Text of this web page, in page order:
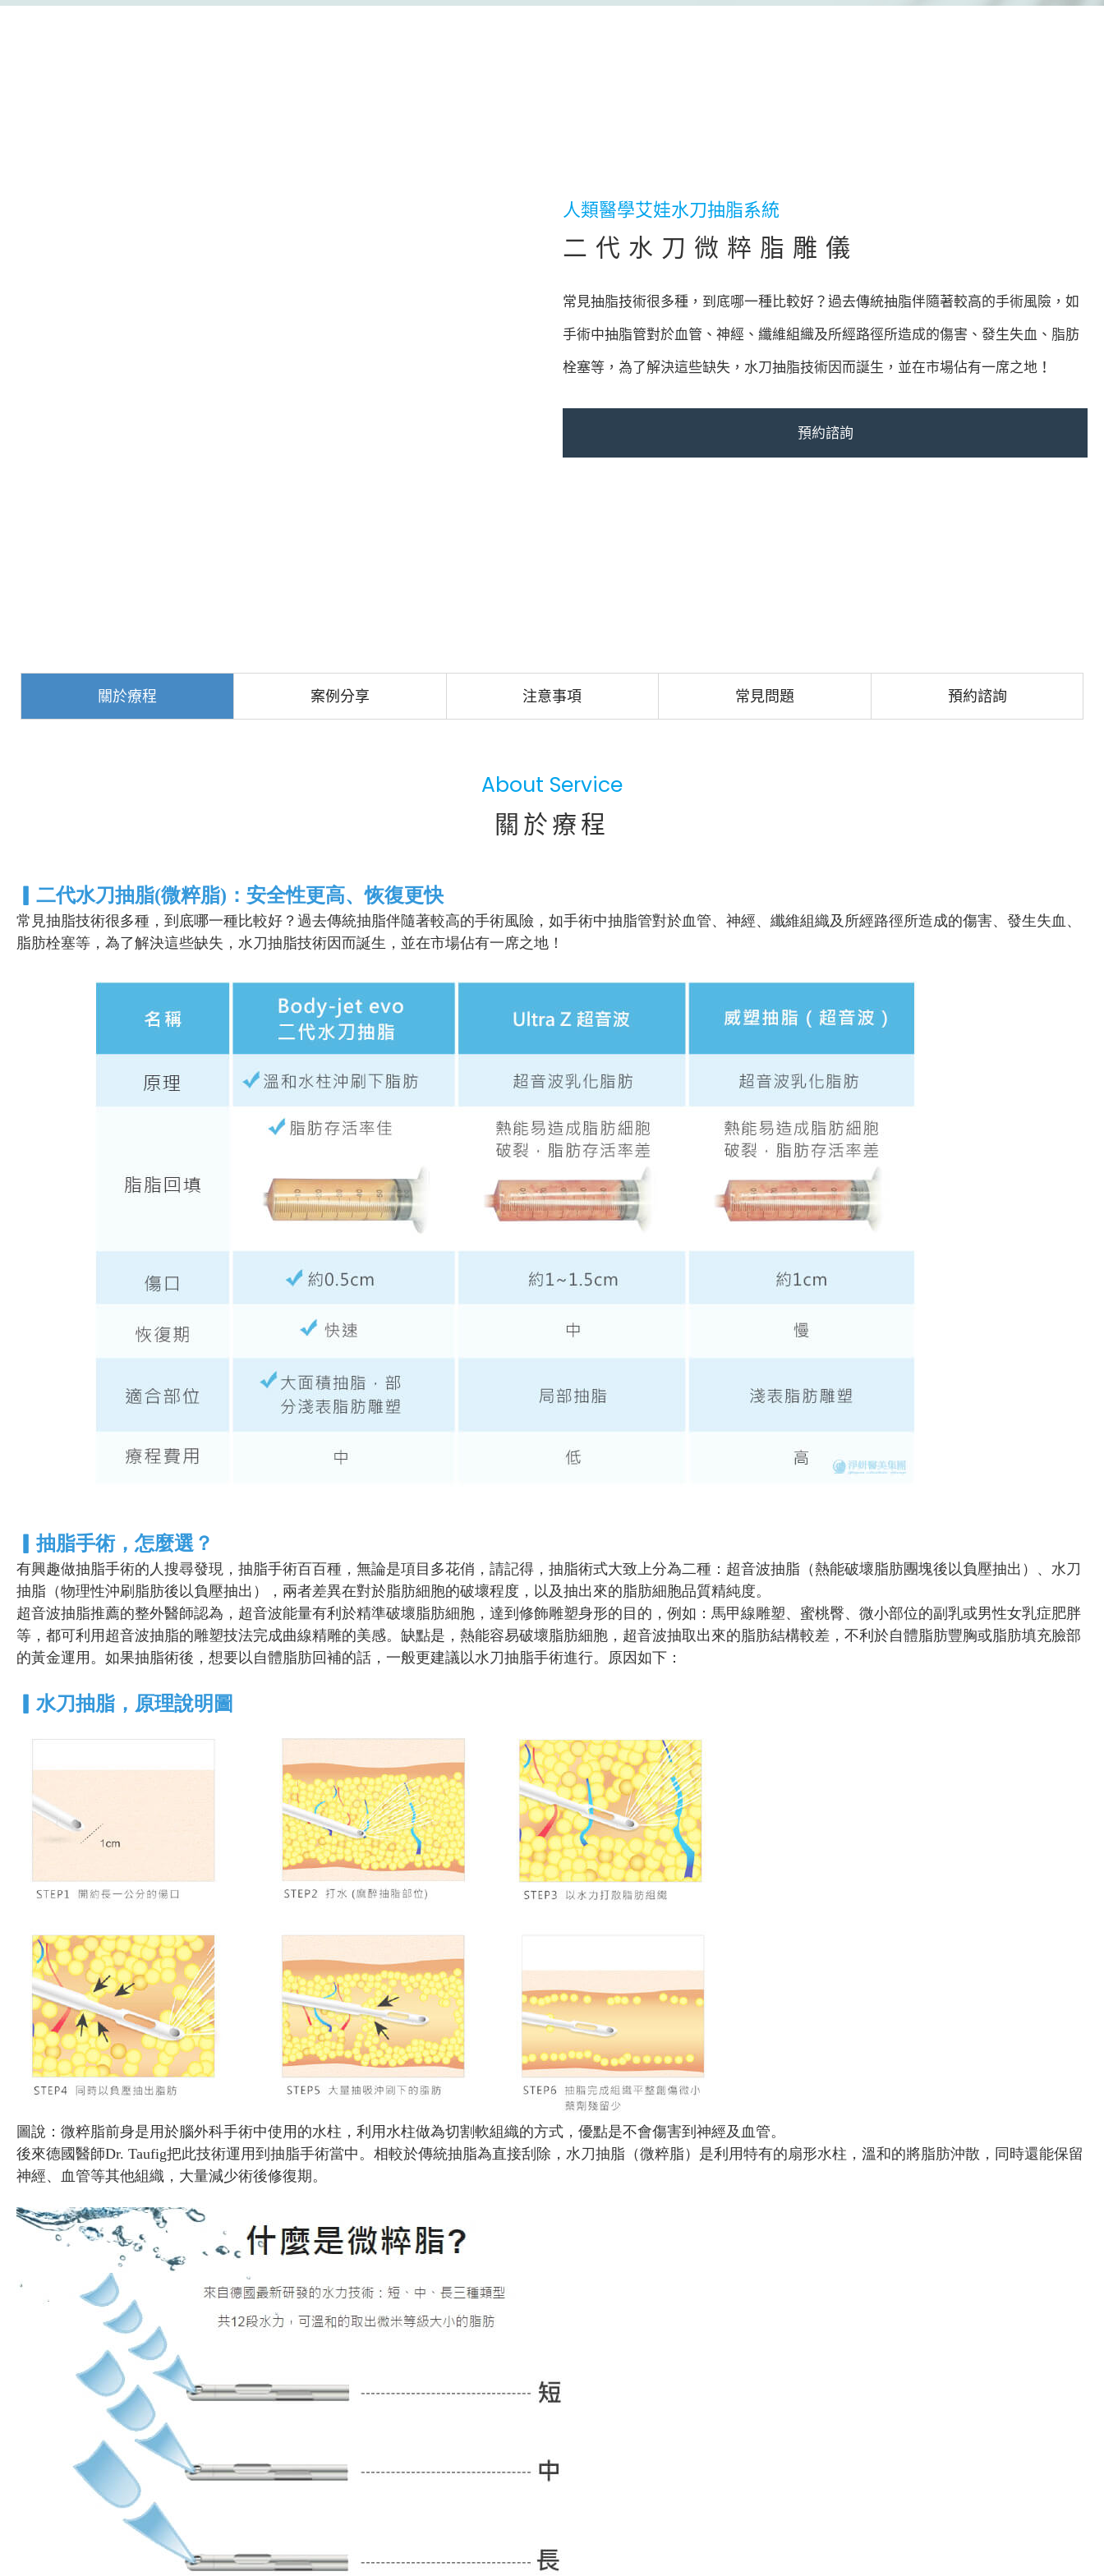
人類醫學艾娃水刀抽脂系統
二代水刀微粹脂雕儀
常見抽脂技術很多種，到底哪一種比較好？過去傳統抽脂伴隨著較高的手術風險，如
手術中抽脂管對於血管、神經、纖維組織及所經路徑所造成的傷害、發生失血、脂肪
栓塞等，為了解決這些缺失，水刀抽脂技術因而誕生，並在市場佔有一席之地！
預約諮詢
關於療程 案例分享 注意事項 常見問題 預約諮詢
About Service
關於療程
▎二代水刀抽脂(微粹脂)：安全性更高、恢復更快
常見抽脂技術很多種，到底哪一種比較好？過去傳統抽脂伴隨著較高的手術風險，如手術中抽脂管對於血管、神經、纖維組織及所經路徑所造成的傷害、發生失血、
脂肪栓塞等，為了解決這些缺失，水刀抽脂技術因而誕生，並在市場佔有一席之地！
▎抽脂手術，怎麼選？
有興趣做抽脂手術的人搜尋發現，抽脂手術百百種，無論是項目多花俏，請記得，抽脂術式大致上分為二種：超音波抽脂（熱能破壞脂肪團塊後以負壓抽出）、水刀
抽脂（物理性沖刷脂肪後以負壓抽出），兩者差異在對於脂肪細胞的破壞程度，以及抽出來的脂肪細胞品質精純度。
超音波抽脂推薦的整外醫師認為，超音波能量有利於精準破壞脂肪細胞，達到修飾雕塑身形的目的，例如：馬甲線雕塑、蜜桃臀、微小部位的副乳或男性女乳症肥胖
等，都可利用超音波抽脂的雕塑技法完成曲線精雕的美感。缺點是，熱能容易破壞脂肪細胞，超音波抽取出來的脂肪結構較差，不利於自體脂肪豐胸或脂肪填充臉部
的黃金運用。如果抽脂術後，想要以自體脂肪回補的話，一般更建議以水刀抽脂手術進行。原因如下：
▎水刀抽脂，原理說明圖
圖說：微粹脂前身是用於腦外科手術中使用的水柱，利用水柱做為切割軟組織的方式，優點是不會傷害到神經及血管。
後來德國醫師Dr. Taufig把此技術運用到抽脂手術當中。相較於傳統抽脂為直接刮除，水刀抽脂（微粹脂）是利用特有的扇形水柱，溫和的將脂肪沖散，同時還能保留
神經、血管等其他組織，大量減少術後修復期。